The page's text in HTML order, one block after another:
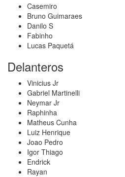
Casemiro
Bruno Guimaraes
Danilo S
Fabinho
Lucas Paquetá
Delanteros
Vinicius Jr
Gabriel Martinelli
Neymar Jr
Raphinha
Matheus Cunha
Luiz Henrique
Joao Pedro
Igor Thiago
Endrick
Rayan